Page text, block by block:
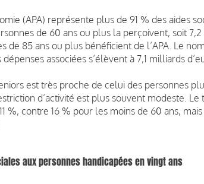
(APA) représente plus de 91 % des aides
de 60 ans ou plus la perçoivent, soit
de 85 ans ou plus bénéficient de l’APA. Le
associées s’élèvent à 7,1 milliards
est très proche de celui des personnes
d’activité est plus souvent modeste.
%, contre 16 % pour les moins de 60 ans,
aux personnes handicapées en vingt ans